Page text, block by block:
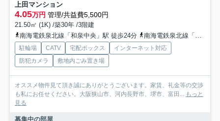
上田マンション
4.05万円 管理/共益費5,500円
21.50㎡ (1K) /築30年 /3階建
南海電鉄泉北線「和泉中央」駅 徒歩24分
南海電鉄泉北線「光明池」駅 徒歩41分
駐輪場 CATV 宅配ボックス
インターネット対応
防犯カメラ
敷地内ごみ置き場
オススメ物件見て頂き誠にありがとうございます。家賃、礼金等の交渉
も私にお任せください。大阪狭山市、河内長野市、堺市、富田... もっと
見る
募集中の部屋